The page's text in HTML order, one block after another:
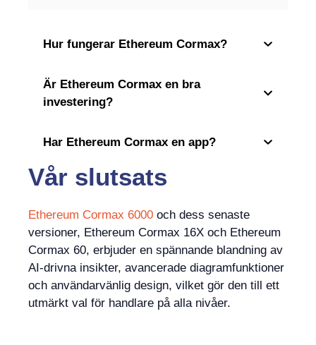
Hur fungerar Ethereum Cormax?
Är Ethereum Cormax en bra
investering?
Har Ethereum Cormax en app?
Vår slutsats
Ethereum Cormax 6000 och dess senaste
versioner, Ethereum Cormax 16X och Ethereum
Cormax 60, erbjuder en spännande blandning av
AI-drivna insikter, avancerade diagramfunktioner
och användarvänlig design, vilket gör den till ett
utmärkt val för handlare på alla nivåer.